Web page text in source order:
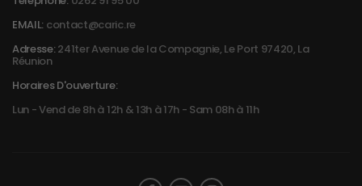
EMAIL: contact@caric.re
Adresse:241ter Avenue de la Compagnie, Le Port 97420, La
Réunion
Horaires D'ouverture:
Lun - Vend de 8h à 12h & 13h à 17h - Sam 08h à 11h